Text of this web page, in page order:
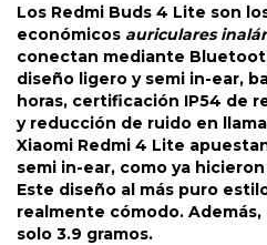
Los Redmi Buds 4 Lite son
económicos auriculares
conectan mediante
diseño ligero y semi in-ear,
horas, certificación IP54 de
y reducción de ruido en
Xiaomi Redmi 4 Lite
semi in-ear, como ya
Este diseño al más puro
realmente cómodo.
solo 3.9 gramos.